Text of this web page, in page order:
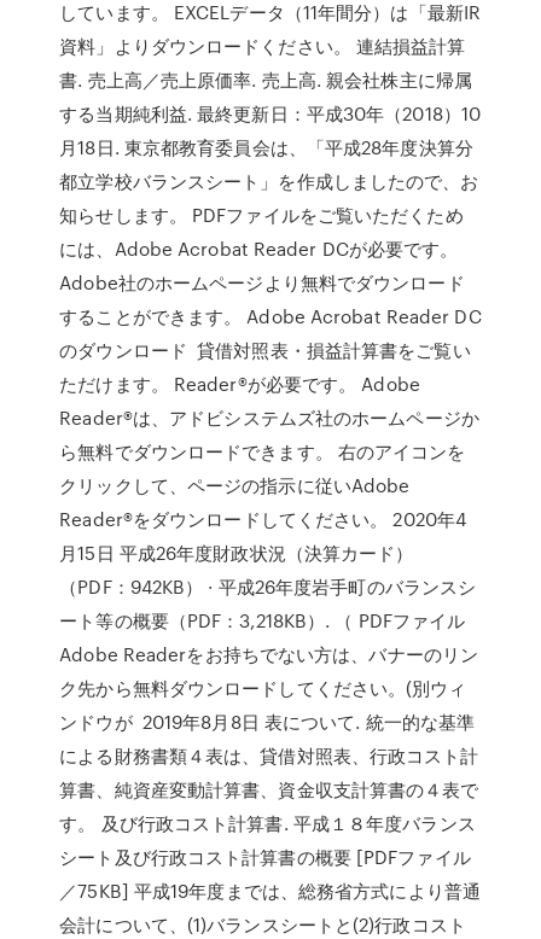
しています。 EXCELデータ（11年間分）は「最新IR
資料」よりダウンロードください。 連結損益計算
書. 売上高／売上原価率. 売上高. 親会社株主に帰属
する当期純利益. 最終更新日：平成30年（2018）10
月18日. 東京都教育委員会は、「平成28年度決算分
都立学校バランスシート」を作成しましたので、お
知らせします。 PDFファイルをご覧いただくため
には、Adobe Acrobat Reader DCが必要です。
Adobe社のホームページより無料でダウンロード
することができます。 Adobe Acrobat Reader DC
のダウンロード 貸借対照表・損益計算書をご覧い
ただけます。 Reader®が必要です。 Adobe
Reader®は、アドビシステムズ社のホームページか
ら無料でダウンロードできます。 右のアイコンを
クリックして、ページの指示に従いAdobe
Reader®をダウンロードしてください。 2020年4
月15日 平成26年度財政状況（決算カード）
（PDF：942KB） · 平成26年度岩手町のバランスシ
ート等の概要（PDF：3,218KB）. （ PDFファイル
Adobe Readerをお持ちでない方は、バナーのリン
ク先から無料ダウンロードしてください。(別ウィ
ンドウが 2019年8月8日 表について. 統一的な基準
による財務書類４表は、貸借対照表、⾏政コスト計
算書、純資産変動計算書、資⾦収⽀計算書の４表で
す。 及び行政コスト計算書. 平成１８年度バランス
シート及び行政コスト計算書の概要 [PDFファイル
／75KB] 平成19年度までは、総務省方式により普通
会計について、(1)バランスシートと(2)行政コスト